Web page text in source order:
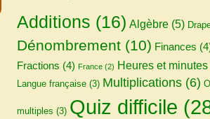
Additions (16) Algèbre (5)
Dénombrement (10) Finances
Fractions (4) France (2) Heures et minutes
Langue française (3) Multiplications (6)
multiples (3) Quiz difficile